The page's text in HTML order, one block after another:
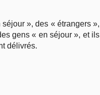
», des « étrangers »,
gens « en séjour », et ils
délivrés.